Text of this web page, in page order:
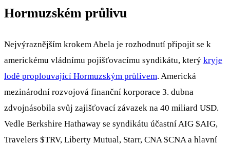
Hormuzském průlivu
Nejvýraznějším krokem Abela je rozhodnutí připojit se k
americkému vládnímu pojišťovacímu syndikátu, který kryje
lodě proplouvající Hormuzským průlivem. Americká
mezinárodní rozvojová finanční korporace 3. dubna
zdvojnásobila svůj zajišťovací závazek na 40 miliard USD.
Vedle Berkshire Hathaway se syndikátu účastní AIG $AIG,
Travelers $TRV, Liberty Mutual, Starr, CNA $CNA a hlavní